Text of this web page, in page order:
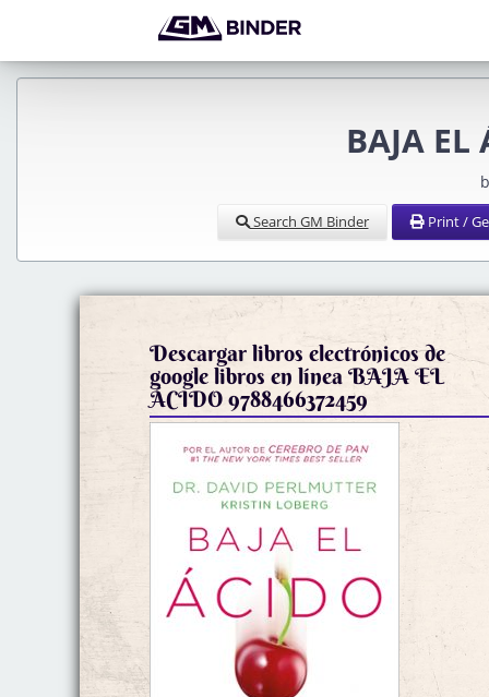
BAJA
Search GM Binder Print /
Descargar libros electrónicos de
google libros en línea BAJA EL
ÁCIDO 9788466372459